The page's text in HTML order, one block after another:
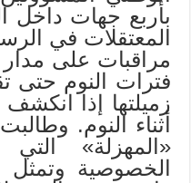
بأربع جهات
المعتقلات في
مراقبات على مدار
فترات النوم حتى
زميلتها إذا
أثناء النوم.
«المهزلة»
الخصوصية وتمثل